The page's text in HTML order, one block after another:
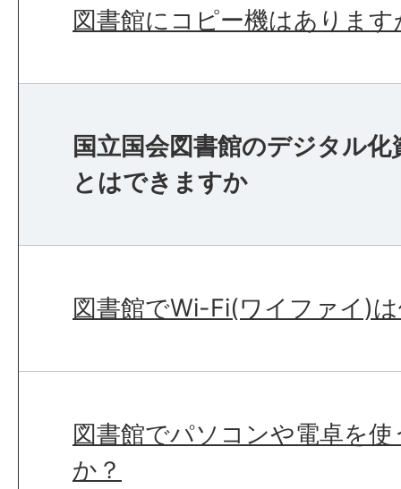
図書館にコピー機はあります
国立国会図書館のデジタル
とはできますか
図書館でWi-Fi(ワイファイ)
図書館でパソコンや電卓を
か？